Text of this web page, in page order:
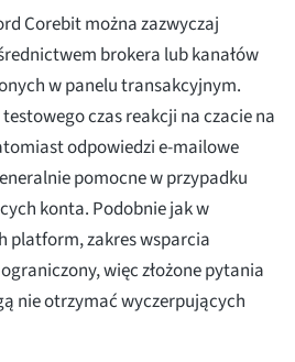
Corebit można zazwyczaj
brokera lub kanałów
w panelu transakcyjnym.
czas reakcji na czacie na
odpowiedzi e-mailowe
pomocne w przypadku
konta. Podobnie jak w
platform, zakres wsparcia
więc złożone pytania
nie otrzymać wyczerpujących